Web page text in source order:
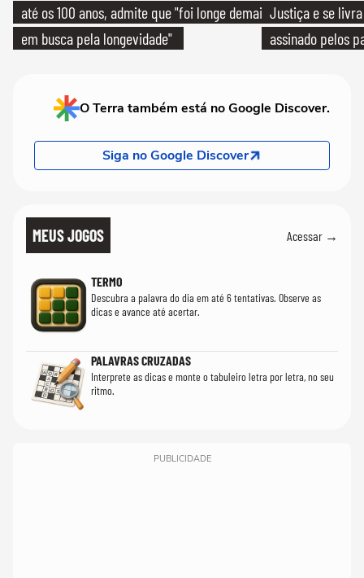
até os 100 anos, admite que "foi longe demais
em busca pela longevidade"
Justiça e se
assinado pelos
O Terra também está no Google Discover.
Siga no Google Discover
MEUS JOGOS Acessar →
TERMO
Descubra a palavra do dia em até 6 tentativas. Observe as
dicas e avance até acertar.
PALAVRAS CRUZADAS
Interprete as dicas e monte o tabuleiro letra por letra, no seu
ritmo.
PUBLICIDADE